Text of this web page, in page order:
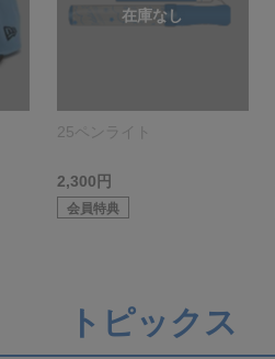
25ペンライト
2,300円
会員特典
トピックス